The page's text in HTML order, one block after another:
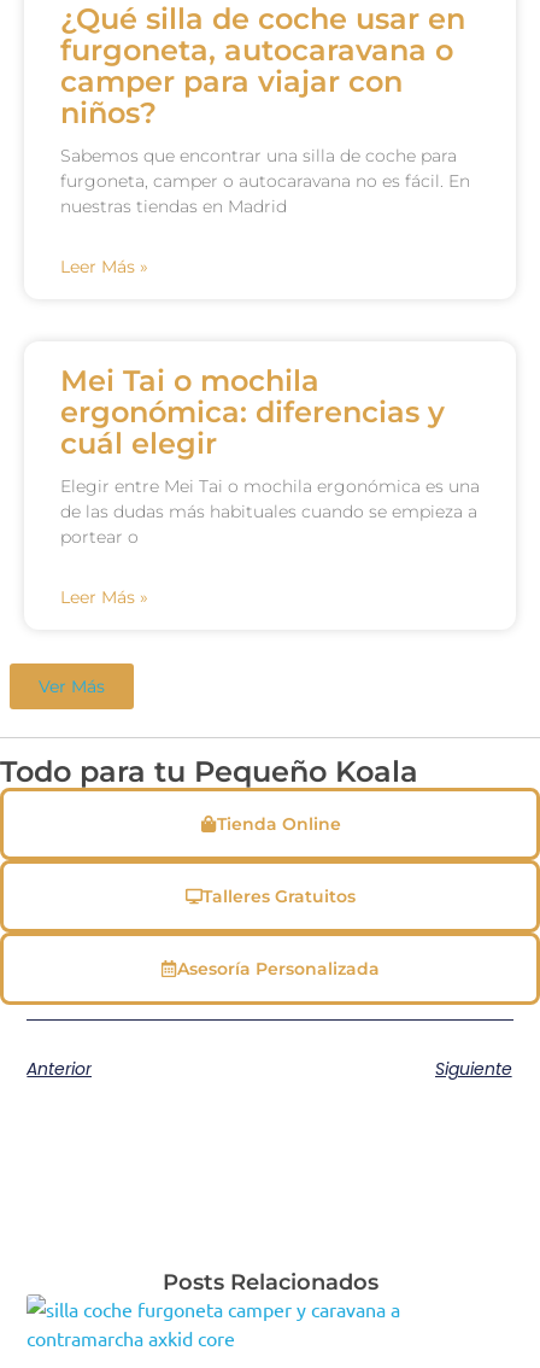
¿Qué silla de coche usar en
furgoneta, autocaravana o
camper para viajar con
niños?
Sabemos que encontrar una silla de coche para
furgoneta, camper o autocaravana no es fácil. En
nuestras tiendas en Madrid
Leer Más »
Mei Tai o mochila
ergonómica: diferencias y
cuál elegir
Elegir entre Mei Tai o mochila ergonómica es una
de las dudas más habituales cuando se empieza a
portear o
Leer Más »
Ver Más
Todo para tu Pequeño Koala
Tienda Online
Talleres Gratuitos
Asesoría Personalizada
Anterior Siguiente
Posts Relacionados